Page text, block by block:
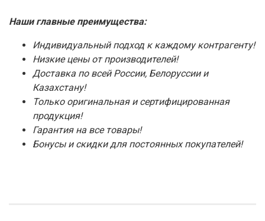
Наши главные преимущества:
Индивидуальный подход к каждому контрагенту!
Низкие цены от производителей!
Доставка по всей России, Белоруссии и
Казахстану!
Только оригинальная и сертифицированная
продукция!
Гарантия на все товары!
Бонусы и скидки для постоянных покупателей!